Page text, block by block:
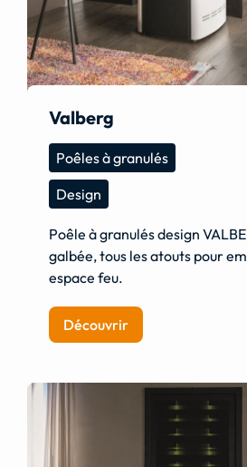
Valberg
Poêles à granulés
Design
Poêle à granulés design
galbée, tous les atouts pour
espace feu.
Découvrir